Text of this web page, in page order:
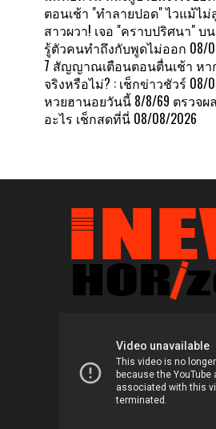
ตอนเช้า "ทำลายปอด" ไวแม้ไ
สาวผวา! เจอ "คราบปริศนา" บ
รู้ตัวคนทำถึงกับพูดไม่ออก 08/
7 สัญญาณเตือนตอนตื่นเช้า หา
จริงหรือไม่? : เช็กข่าวชัวร์ 08/
หวยฮานอยวันนี้ 8/8/69 ตรวจ
อะไร เช็กสดที่นี่ 08/08/2026